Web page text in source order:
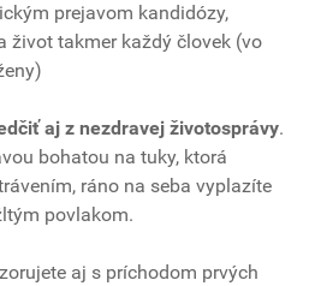
prejavom kandidózy,
život takmer každý človek (vo
aj z nezdravej životosprávy.
bohatou na tuky, ktorá
ráno na seba vyplazíte
povlakom.
aj s príchodom prvých